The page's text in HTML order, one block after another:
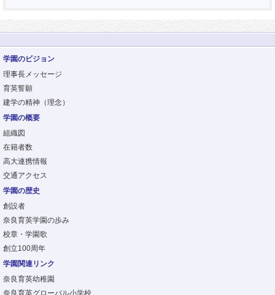
学園のビジョン
理事長メッセージ
育英誓願
建学の精神（理念）
学園の概要
組織図
在籍者数
高大連携情報
交通アクセス
学園の歴史
創設者
奈良育英学園の歩み
校章・学園歌
創立100周年
学園関連リンク
奈良育英幼稚園
奈良育英グローバル小学校